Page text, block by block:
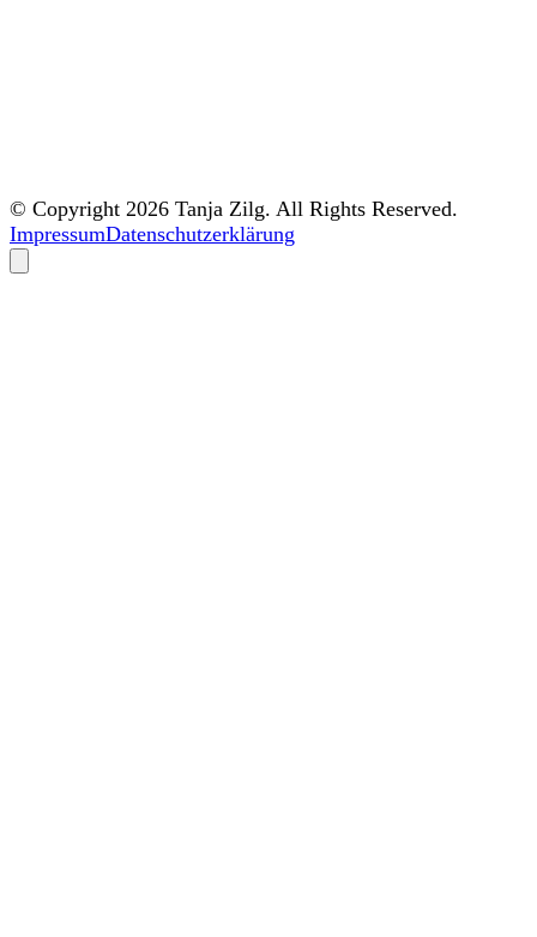
© Copyright 2026 Tanja Zilg. All Rights Reserved.
ImpressumDatenschutzerklärung